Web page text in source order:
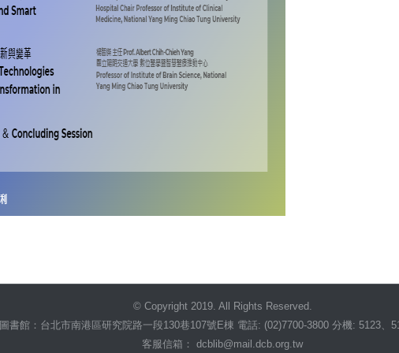
© Copyright 2019. All Rights Reserved.
圖書館：台北市南港區研究院路一段130巷107號E棟 電話: (02)7700-3800 分機: 5123、
客服信箱： dcblib@mail.dcb.org.tw